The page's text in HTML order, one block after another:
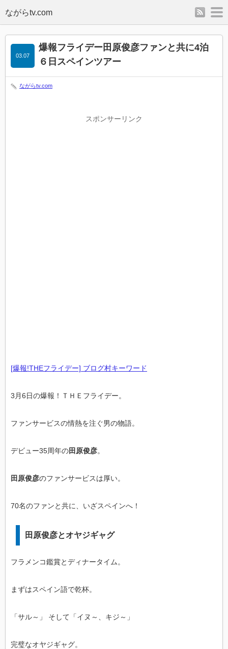
rss
爆報フライデー田原俊彦ファンと共に4泊
６日スペインツアー
03.07
ながらtv.com
スポンサーリンク
[爆報!THEフライデー] ブログ村キーワード
3月6日の爆報！ＴＨＥフライデー。
ファンサービスの情熱を注ぐ男の物語。
デビュー35周年の田原俊彦。
田原俊彦のファンサービスは厚い。
70名のファンと共に、いざスペインへ！
田原俊彦とオヤジギャグ
フラメンコ鑑賞とディナータイム。
まずはスペイン語で乾杯。
「サル～」 そして「イヌ～、キジ～」
完璧なオヤジギャグ。